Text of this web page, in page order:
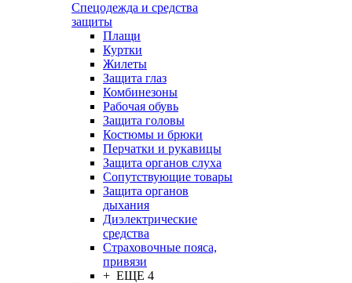
Спецодежда и средства
защиты
Плащи
Куртки
Жилеты
Защита глаз
Комбинезоны
Рабочая обувь
Защита головы
Костюмы и брюки
Перчатки и рукавицы
Защита органов слуха
Сопутствующие товары
Защита органов
дыхания
Диэлектрические
средства
Страховочные пояса,
привязи
+ ЕЩЕ 4